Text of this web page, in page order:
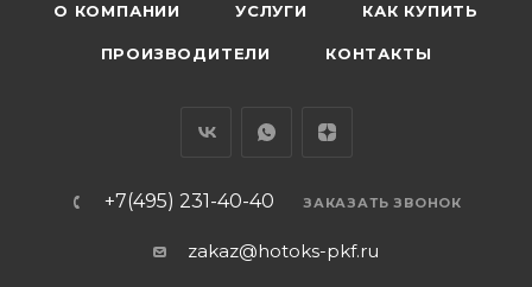
О КОМПАНИИ УСЛУГИ КАК КУПИТЬ
ПРОИЗВОДИТЕЛИ КОНТАКТЫ
+7(495) 231-40-40 ЗАКАЗАТЬ ЗВОНОК
zakaz@hotoks-pkf.ru